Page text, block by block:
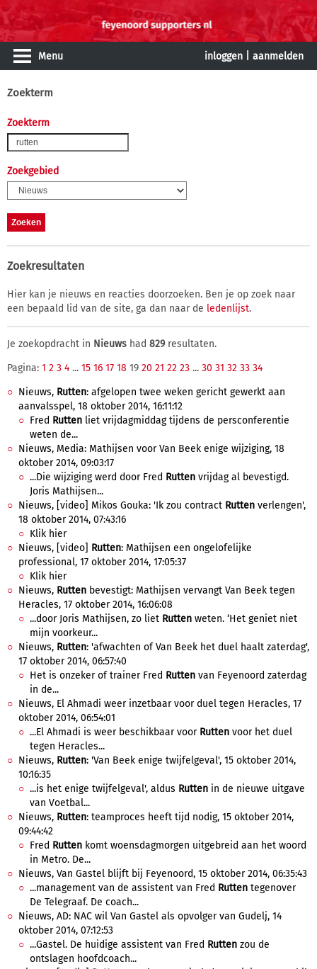
Menu inloggen aanmelden
Zoekterm
Zoekterm
Zoekgebied
Zoekresultaten
Hier kan je nieuws en reacties doorzoeken. Ben je op zoek naar
een bepaald lid van de site, ga dan naar de ledenlijst.
Je zoekopdracht in Nieuws had 829resultaten.
Pagina: 1 2 3 4 ... 15 16 17 18 19 20 21 22 23 ... 30 31 32 33 34
Nieuws, Rutten: afgelopen twee weken gericht gewerkt aan
aanvalsspel, 18 oktober 2014, 16:11:12
Fred Rutten liet vrijdagmiddag tijdens de persconferentie
weten de...
Nieuws, Media: Mathijsen voor Van Beek enige wijziging, 18
oktober 2014, 09:03:17
...Die wijziging werd door Fred Rutten vrijdag al bevestigd.
Joris Mathijsen...
Nieuws, [video] Mikos Gouka: 'Ik zou contract Rutten verlengen',
18 oktober 2014, 07:43:16
Klik hier
Nieuws, [video] Rutten: Mathijsen een ongelofelijke
professional, 17 oktober 2014, 17:05:37
Klik hier
Nieuws, Rutten bevestigt: Mathijsen vervangt Van Beek tegen
Heracles, 17 oktober 2014, 16:06:08
...door Joris Mathijsen, zo liet Rutten weten. ‘Het geniet niet
mijn voorkeur...
Nieuws, Rutten: 'afwachten of Van Beek het duel haalt zaterdag',
17 oktober 2014, 06:57:40
Het is onzeker of trainer Fred Rutten van Feyenoord zaterdag
in de...
Nieuws, El Ahmadi weer inzetbaar voor duel tegen Heracles, 17
oktober 2014, 06:54:01
...El Ahmadi is weer beschikbaar voor Rutten voor het duel
tegen Heracles...
Nieuws, Rutten: 'Van Beek enige twijfelgeval', 15 oktober 2014,
10:16:35
...is het enige twijfelgeval', aldus Rutten in de nieuwe uitgave
van Voetbal...
Nieuws, Rutten: teamproces heeft tijd nodig, 15 oktober 2014,
09:44:42
Fred Rutten komt woensdagmorgen uitgebreid aan het woord
in Metro. De...
Nieuws, Van Gastel blijft bij Feyenoord, 15 oktober 2014, 06:35:43
...management van de assistent van Fred Rutten tegenover
De Telegraaf. De coach...
Nieuws, AD: NAC wil Van Gastel als opvolger van Gudelj, 14
oktober 2014, 07:12:53
...Gastel. De huidige assistent van Fred Rutten zou de
ontslagen hoofdcoach...